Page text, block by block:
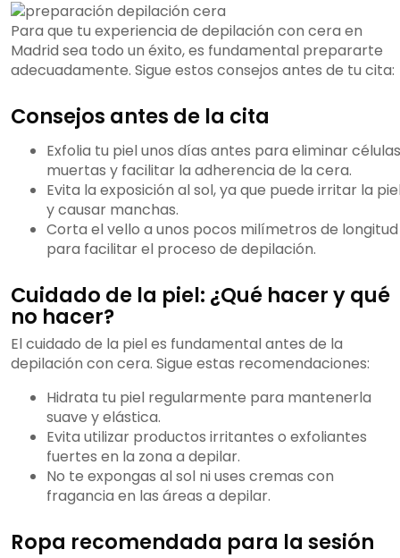
Para que tu experiencia de depilación con cera en
Madrid sea todo un éxito, es fundamental prepararte
adecuadamente. Sigue estos consejos antes de tu cita:
Consejos antes de la cita
Exfolia tu piel unos días antes para eliminar células
muertas y facilitar la adherencia de la cera.
Evita la exposición al sol, ya que puede irritar la
y causar manchas.
Corta el vello a unos pocos milímetros de longitud
para facilitar el proceso de depilación.
Cuidado de la piel: ¿Qué hacer y qué
no hacer?
El cuidado de la piel es fundamental antes de la
depilación con cera. Sigue estas recomendaciones:
Hidrata tu piel regularmente para mantenerla
suave y elástica.
Evita utilizar productos irritantes o exfoliantes
fuertes en la zona a depilar.
No te expongas al sol ni uses cremas con
fragancia en las áreas a depilar.
Ropa recomendada para la sesión